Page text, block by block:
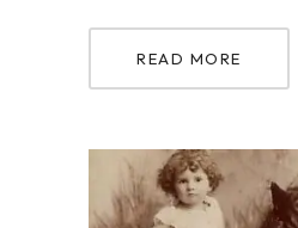
READ MORE